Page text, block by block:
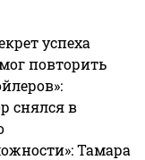
успеха
повторить
снялся в
Тамара